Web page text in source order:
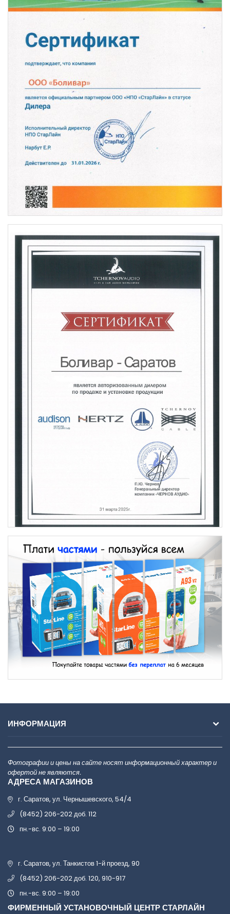
ИНФОРМАЦИЯ
Фотографии и цены на сайте носят информационный характер и
офертой не являются.
АДРЕСА МАГАЗИНОВ
г. Саратов, ул. Чернышевского, 54/4
(8452) 206-202 доб. 112
пн.-вс. 9:00 – 19:00
г. Саратов, ул. Танкистов 1-й проезд, 90
(8452) 206-202 доб. 120, 910-917
пн.-вс. 9:00 – 19:00
ФИРМЕННЫЙ УСТАНОВОЧНЫЙ ЦЕНТР СТАРЛАЙН